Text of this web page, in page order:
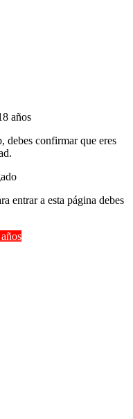
años
debes confirmar que eres
entrar a esta página debes